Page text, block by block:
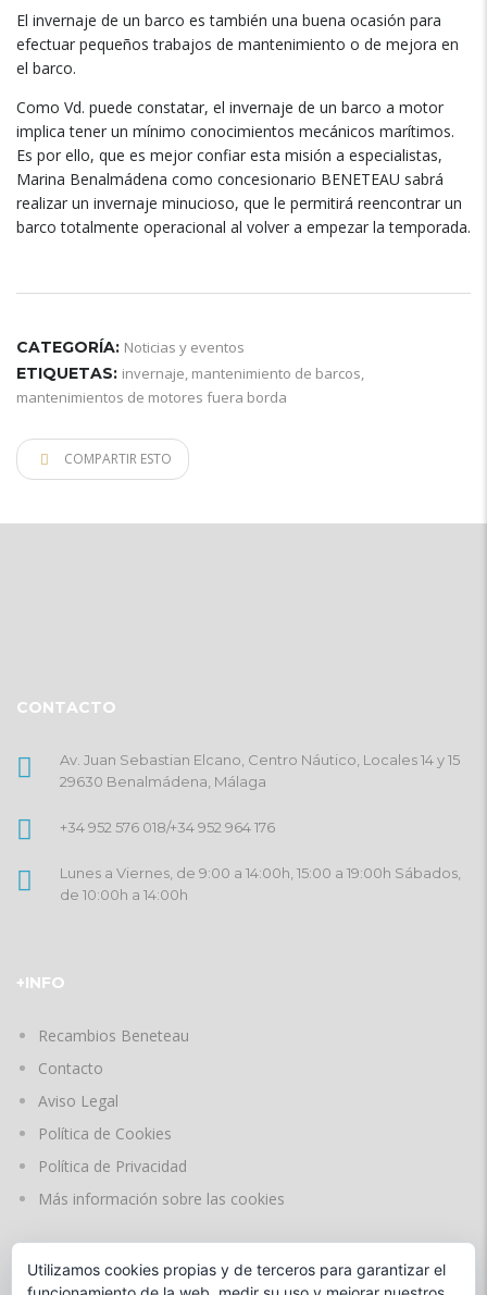
El invernaje de un barco es también una buena ocasión para
efectuar pequeños trabajos de mantenimiento o de mejora en
el barco.
Como Vd. puede constatar, el invernaje de un barco a motor
implica tener un mínimo conocimientos mecánicos marítimos.
Es por ello, que es mejor confiar esta misión a especialistas,
Marina Benalmádena como concesionario BENETEAU sabrá
realizar un invernaje minucioso, que le permitirá reencontrar un
barco totalmente operacional al volver a empezar la temporada.
CATEGORÍA: Noticias y eventos
ETIQUETAS: invernaje, mantenimiento de barcos,
mantenimientos de motores fuera borda
COMPARTIR ESTO
CONTACTO
Av. Juan Sebastian Elcano, Centro Náutico, Locales 14 y 15
29630 Benalmádena, Málaga
+34 952 576 018/+34 952 964 176
Lunes a Viernes, de 9:00 a 14:00h, 15:00 a 19:00h Sábados,
de 10:00h a 14:00h
+INFO
Recambios Beneteau
Contacto
Aviso Legal
Política de Cookies
Política de Privacidad
Más información sobre las cookies
IDIOMAS
Utilizamos cookies propias y de terceros para garantizar el